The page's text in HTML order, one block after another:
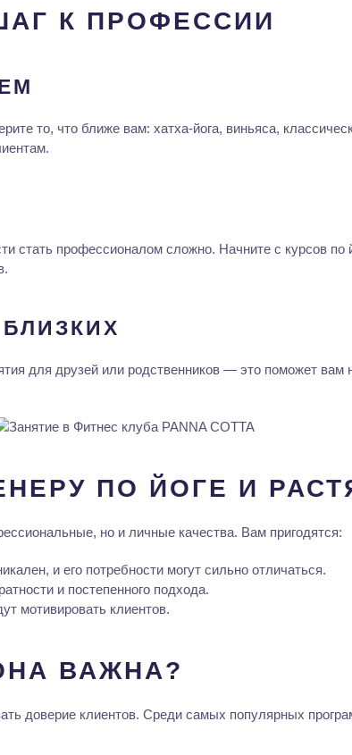
К ПРОФЕССИИ
то, что ближе вам: хатха-йога, виньяса,
стать профессионалом сложно. Начните с курсов
для друзей или родственников — это поможет вам
ПО ЙОГЕ И
но и личные качества. Вам пригодятся:
и его потребности могут сильно отличаться.
и постепенного подхода.
мотивировать клиентов.
ВАЖНА?
доверие клиентов. Среди самых популярных